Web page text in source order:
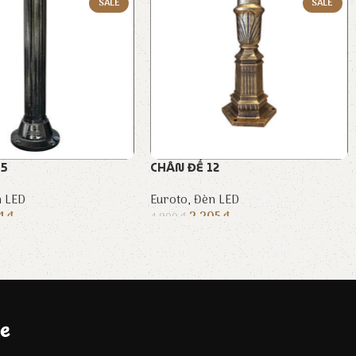
₫
CHÂN ĐẾ 12
Euroto,Đèn LED
4.900₫ 2.205₫